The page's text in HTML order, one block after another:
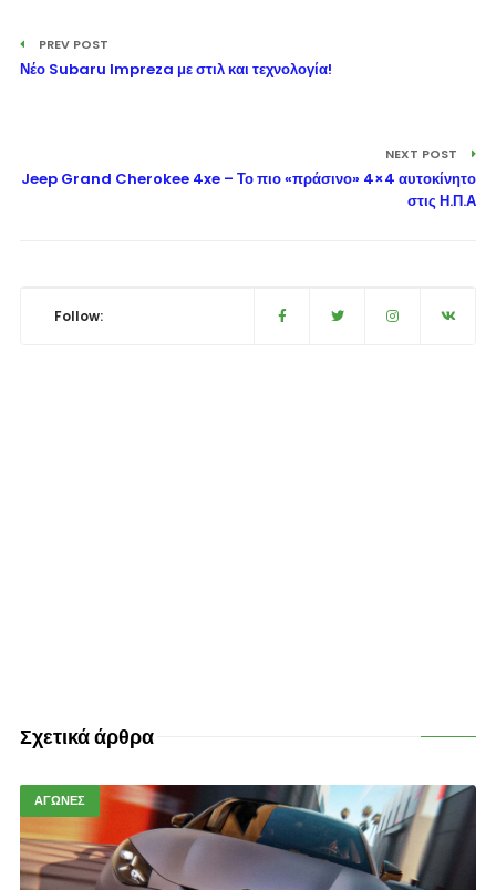
PREV POST
Νέο Subaru Impreza με στιλ και τεχνολογία!
NEXT POST
Jeep Grand Cherokee 4xe – Το πιο «πράσινο» 4×4 αυτοκίνητο
στις Η.Π.Α
Follow:
Σχετικά άρθρα
ΑΓΩΝΕΣ